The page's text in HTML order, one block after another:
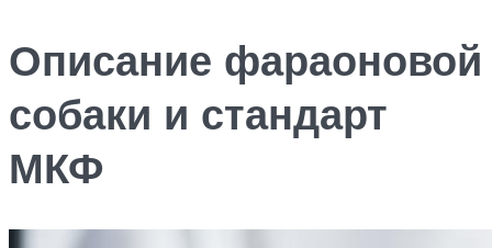
Описание фараоновой
собаки и стандарт
МКФ